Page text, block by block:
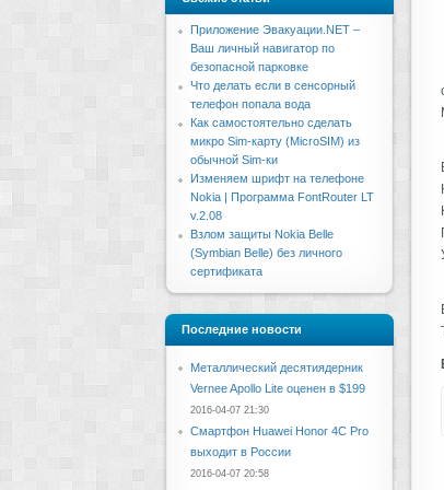
Приложение Эвакуации.NET –
Ваш личный навигатор по
безопасной парковке
Что делать если в сенсорный
телефон попала вода
Как самостоятельно сделать
микро Sim-карту (MicroSIM) из
обычной Sim-ки
Изменяем шрифт на телефоне
Nokia | Программа FontRouter LT
v.2.08
Взлом защиты Nokia Belle
(Symbian Belle) без личного
сертификата
Последние новости
Металлический десятиядерник
Vernee Apollo Lite оценен в $199
2016-04-07 21:30
Смартфон Huawei Honor 4C Pro
выходит в России
2016-04-07 20:58